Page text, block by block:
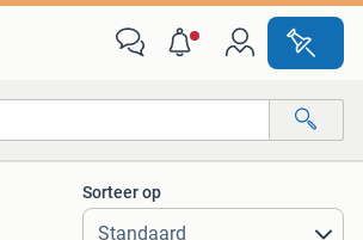
Alle afstanden…
Sorteer op